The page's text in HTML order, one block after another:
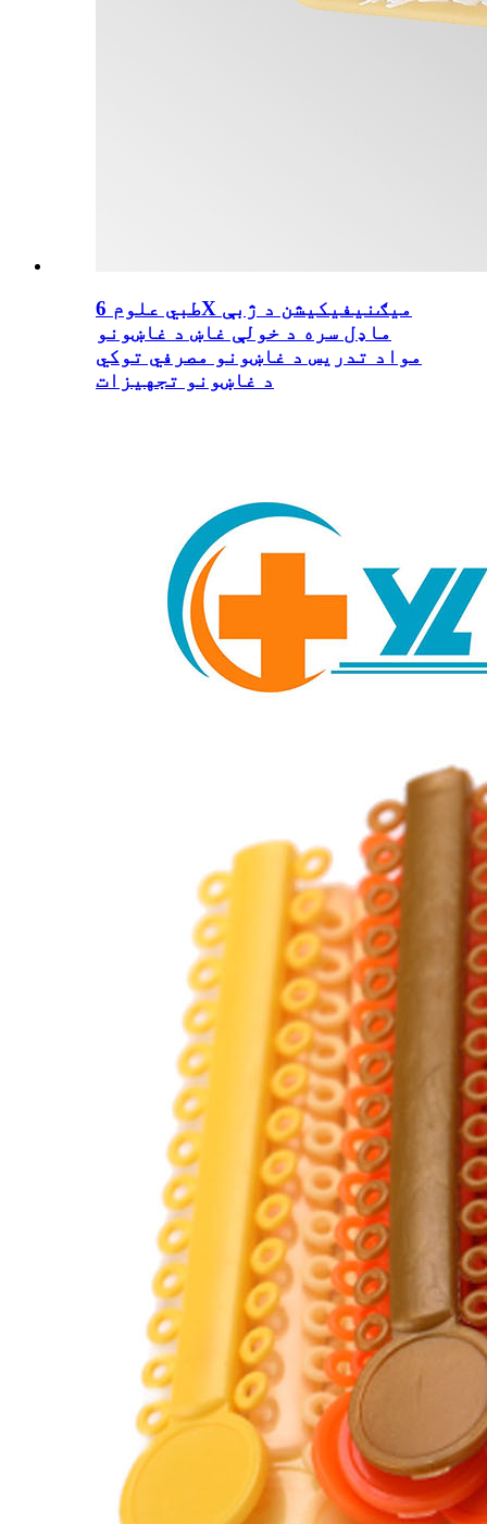
طبي علوم 6X میګنیفیکیشن د ژبې
ماډل سره د خولې غاښ د غاښونو
مواد تدریس د غاښونو مصرفي توکي
د غاښونو تجهیزات